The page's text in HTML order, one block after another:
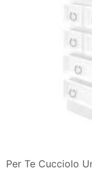
Per Te Cucciolo